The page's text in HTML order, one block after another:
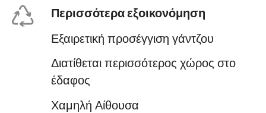
Περισσότερα εξοικονόμηση
Εξαιρετική προσέγγιση γάντζου
Διατίθεται περισσότερος χώρος στο
έδαφος
Χαμηλή Αίθουσα